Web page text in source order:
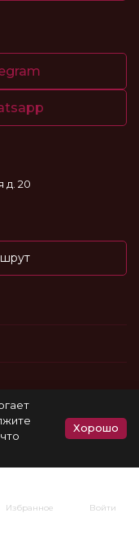
Избранное Войти
д. 20
Хорошо